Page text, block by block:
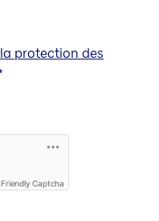
la protection des
Friendly Captcha